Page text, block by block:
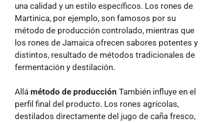
una calidad y un estilo específicos. Los rones de
Martinica, por ejemplo, son famosos por su
método de producción controlado, mientras que
los rones de Jamaica ofrecen sabores potentes y
distintos, resultado de métodos tradicionales de
fermentación y destilación.
Allá método de producción También influye en el
perfil final del producto. Los rones agrícolas,
destilados directamente del jugo de caña fresco,